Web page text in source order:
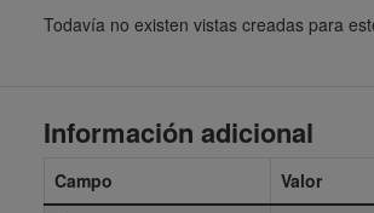
Todavía no existen vistas creadas para
Información adicional
Campo
Valor